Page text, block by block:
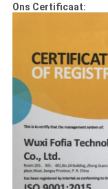
Ons Certificaat: